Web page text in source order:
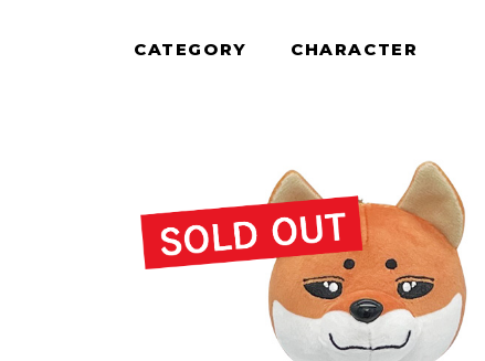
CATEGORY CHARACTER